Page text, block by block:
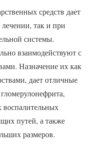
средств дает
лечении, так и при
системы.
взаимодействуют с
Назначение их как
дает отличные
воспалительных
путей, а также
размеров.